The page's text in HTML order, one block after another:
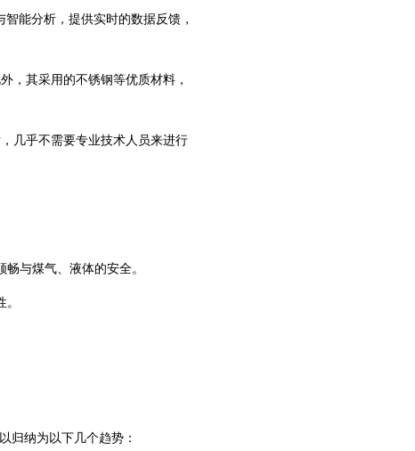
能分析，提供实时的数据反馈，
，其采用的不锈钢等优质材料，
几乎不需要专业技术人员来进行
与煤气、液体的安全。
归纳为以下几个趋势：